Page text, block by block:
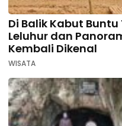
Di Balik Kabut
Leluhur dan
Kembali Dikenal
WISATA